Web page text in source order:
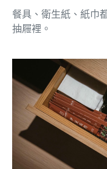
餐具、衛生紙、紙巾
抽屜裡。